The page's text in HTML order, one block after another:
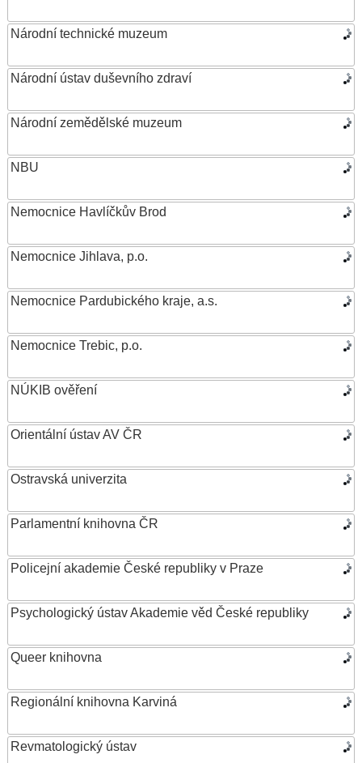
Národní technické muzeum
Národní ústav duševního zdraví
Národní zemědělské muzeum
NBU
Nemocnice Havlíčkův Brod
Nemocnice Jihlava, p.o.
Nemocnice Pardubického kraje, a.s.
Nemocnice Trebic, p.o.
NÚKIB ověření
Orientální ústav AV ČR
Ostravská univerzita
Parlamentní knihovna ČR
Policejní akademie České republiky v Praze
Psychologický ústav Akademie věd České republiky
Queer knihovna
Regionální knihovna Karviná
Revmatologický ústav